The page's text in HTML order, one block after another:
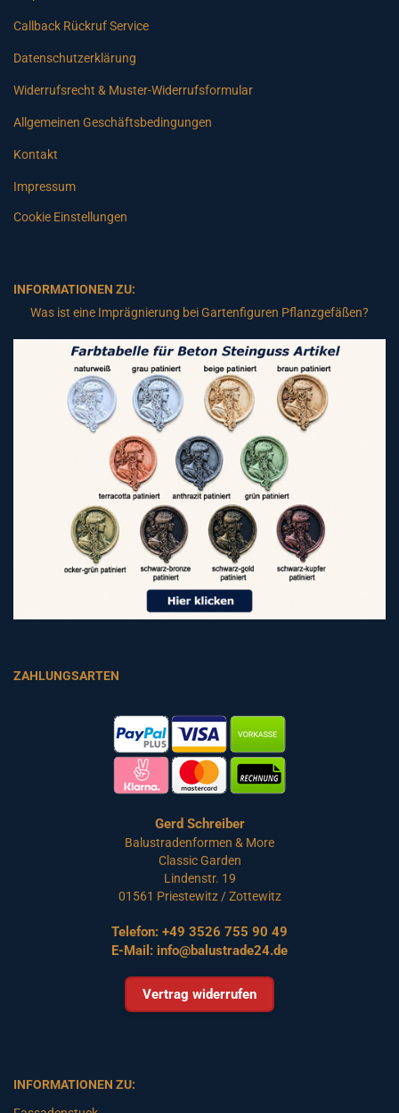
Callback Rückruf Service
Datenschutzerklärung
Widerrufsrecht & Muster-Widerrufsformular
Allgemeinen Geschäftsbedingungen
Kontakt
Impressum
Cookie Einstellungen
INFORMATIONEN ZU:
Was ist eine Imprägnierung bei Gartenfiguren Pflanzgefäßen?
ZAHLUNGSARTEN
Gerd Schreiber
Balustradenformen & More
Classic Garden
Lindenstr. 19
01561 Priestewitz / Zottewitz
Telefon: +49 3526 755 90 49
E-Mail: info@balustrade24.de
Vertrag widerrufen
INFORMATIONEN ZU: